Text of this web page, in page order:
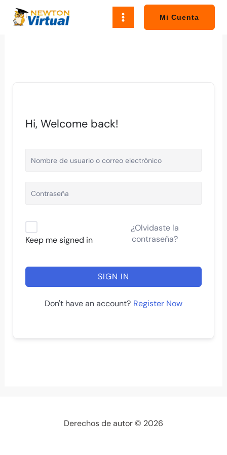
Mi Cuenta
Hi, Welcome back!
Keep me signed in
¿Olvidaste la
contraseña?
SIGN IN
Don't have an account? Register Now
Derechos de autor © 2026